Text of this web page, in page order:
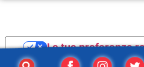
Le tue preferenze